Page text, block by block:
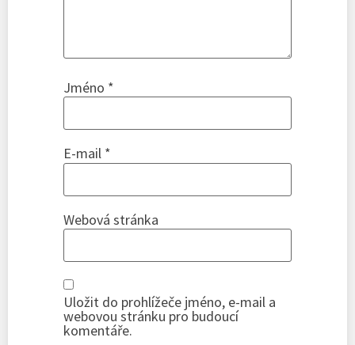
Jméno *
E-mail *
Webová stránka
Uložit do prohlížeče jméno, e-mail a
webovou stránku pro budoucí
komentáře.